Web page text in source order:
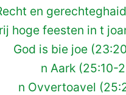
en
hoge feesten in t
God is bie joe
n Aark (25:10-
n Ovvertoavel